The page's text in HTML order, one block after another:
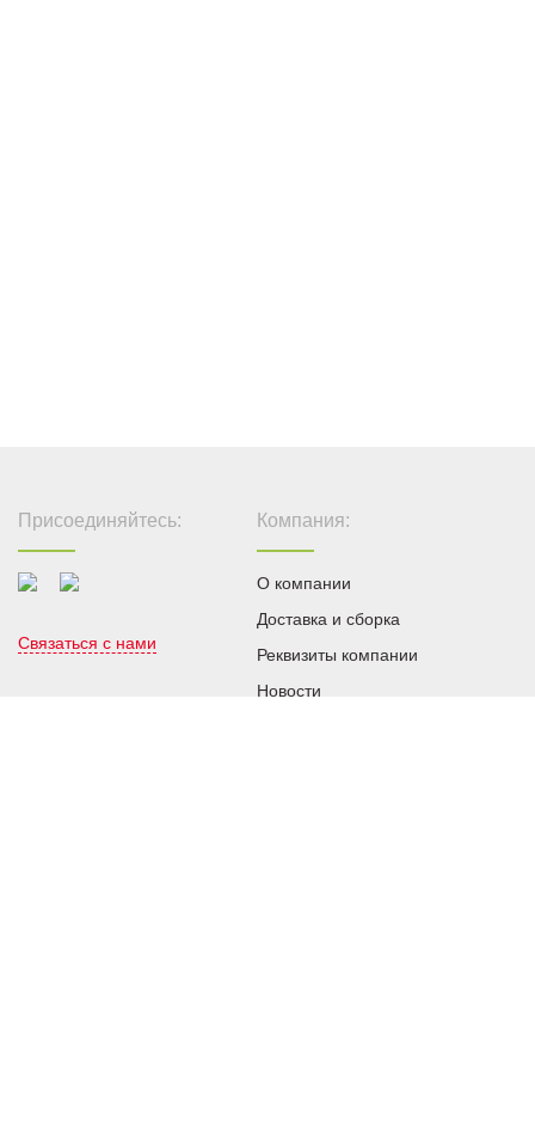
Присоединяйтесь:
Связаться с нами
Компания:
О компании
Доставка и сборка
Реквизиты компании
Новости